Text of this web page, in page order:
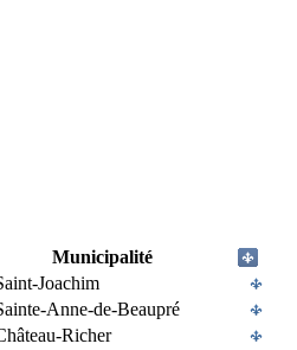
Municipalité
Joachim
Anne-de-Beaupré
Richer